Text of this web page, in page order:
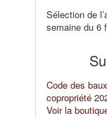
Sélection de
semaine du 6
Code des
copropriété
Voir la